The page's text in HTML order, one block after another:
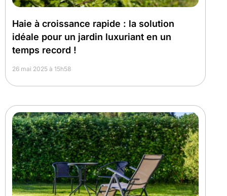
Haie à croissance rapide : la solution
idéale pour un jardin luxuriant en un
temps record !
26 mai 2025 à 15h58